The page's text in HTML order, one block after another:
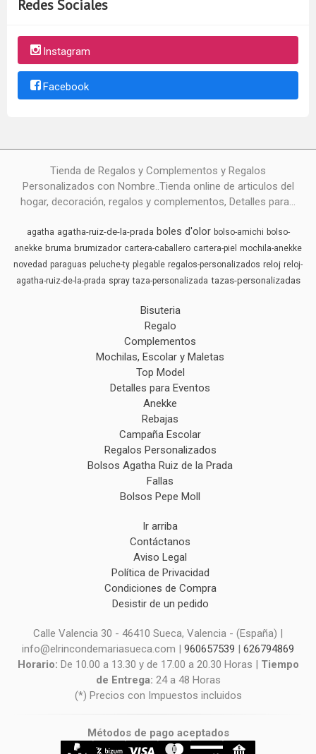
Redes Sociales
Instagram
Facebook
Tienda de Regalos y Complementos y Regalos
Personalizados con Nombre..Tienda online de articulos del
hogar, decoración, regalos y complementos, Detalles para...
agatha agatha-ruiz-de-la-prada boles d'olor bolso-amichi bolso-
anekke bruma brumizador cartera-caballero cartera-piel mochila-anekke
novedad paraguas peluche-ty plegable regalos-personalizados reloj reloj-
agatha-ruiz-de-la-prada spray taza-personalizada tazas-personalizadas
Bisuteria
Regalo
Complementos
Mochilas, Escolar y Maletas
Top Model
Detalles para Eventos
Anekke
Rebajas
Campaña Escolar
Regalos Personalizados
Bolsos Agatha Ruiz de la Prada
Fallas
Bolsos Pepe Moll
Ir arriba
Contáctanos
Aviso Legal
Política de Privacidad
Condiciones de Compra
Desistir de un pedido
Calle Valencia 30 - 46410 Sueca, Valencia - (España) |
info@elrincondemariasueca.com | 960657539 | 626794869
Horario: De 10.00 a 13.30 y de 17.00 a 20.30 Horas | Tiempo
de Entrega: 24 a 48 Horas
(*) Precios con Impuestos incluidos
Métodos de pago aceptados